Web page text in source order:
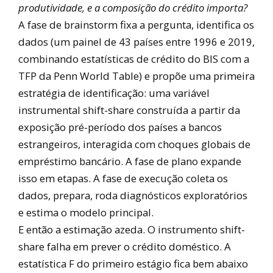
produtividade, e a composição do crédito importa?
A fase de brainstorm fixa a pergunta, identifica os
dados (um painel de 43 países entre 1996 e 2019,
combinando estatísticas de crédito do BIS com a
TFP da Penn World Table) e propõe uma primeira
estratégia de identificação: uma variável
instrumental shift-share construída a partir da
exposição pré-período dos países a bancos
estrangeiros, interagida com choques globais de
empréstimo bancário. A fase de plano expande
isso em etapas. A fase de execução coleta os
dados, prepara, roda diagnósticos exploratórios
e estima o modelo principal.
E então a estimação azeda. O instrumento shift-
share falha em prever o crédito doméstico. A
estatística F do primeiro estágio fica bem abaixo